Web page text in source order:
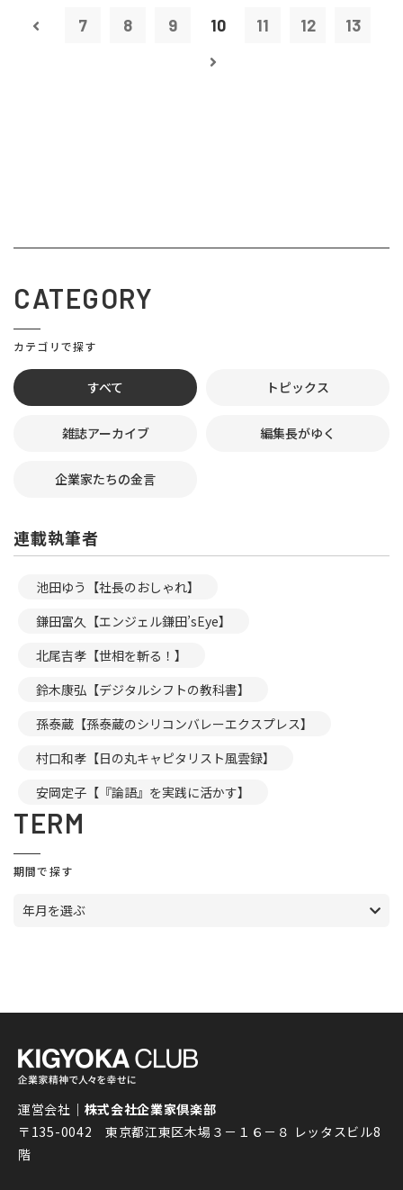
7 8 9 10 11 12 13
CATEGORY
カテゴリで探す
すべて トピックス
雑誌アーカイブ 編集長がゆく
企業家たちの金言
連載執筆者
池田ゆう【社長のおしゃれ】
鎌田富久【エンジェル鎌田’sEye】
北尾吉孝【世相を斬る！】
鈴木康弘【デジタルシフトの教科書】
孫泰蔵【孫泰蔵のシリコンバレーエクスプレス】
村口和孝【日の丸キャピタリスト風雲録】
安岡定子【『論語』を実践に活かす】
TERM
期間で探す
年月を選ぶ
運営会社｜ 株式会社企業家倶楽部
〒135-0042 東京都江東区木場３－１６－８ レッタスビル8
階